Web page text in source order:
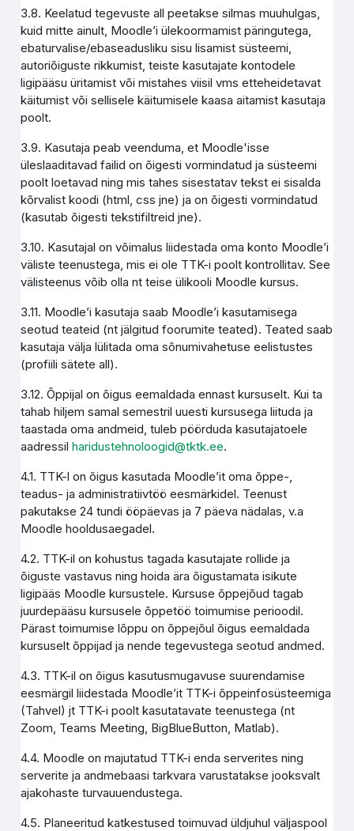
3.8. Keelatud tegevuste all peetakse silmas muuhulgas,
kuid mitte ainult, Moodle’i ülekoormamist päringutega,
ebaturvalise/ebaseadusliku sisu lisamist süsteemi,
autoriõiguste rikkumist, teiste kasutajate kontodele
ligipääsu üritamist või mistahes viisil vms etteheidetavat
käitumist või sellisele käitumisele kaasa aitamist kasutaja
poolt.
3.9. Kasutaja peab veenduma, et Moodle'isse
üleslaaditavad failid on õigesti vormindatud ja süsteemi
poolt loetavad ning mis tahes sisestatav tekst ei sisalda
kõrvalist koodi (html, css jne) ja on õigesti vormindatud
(kasutab õigesti tekstifiltreid jne).
3.10. Kasutajal on võimalus liidestada oma konto Moodle’i
väliste teenustega, mis ei ole TTK-i poolt kontrollitav. See
välisteenus võib olla nt teise ülikooli Moodle kursus.
3.11. Moodle’i kasutaja saab Moodle’i kasutamisega
seotud teateid (nt jälgitud foorumite teated). Teated saab
kasutaja välja lülitada oma sõnumivahetuse eelistustes
(profiili sätete all).
3.12. Õppijal on õigus eemaldada ennast kursuselt. Kui ta
tahab hiljem samal semestril uuesti kursusega liituda ja
taastada oma andmeid, tuleb pöörduda kasutajatoele
aadressilharidustehnoloogid@tktk.ee.
4.1. TTK-l on õigus kasutada Moodle’it oma õppe-,
teadus- ja administratiivtöö eesmärkidel. Teenust
pakutakse 24 tundi ööpäevas ja 7 päeva nädalas, v.a
Moodle hooldusaegadel.
4.2. TTK-il on kohustus tagada kasutajate rollide ja
õiguste vastavus ning hoida ära õigustamata isikute
ligipääs Moodle kursustele. Kursuse õppejõud tagab
juurdepääsu kursusele õppetöö toimumise perioodil.
Pärast toimumise lõppu on õppejõul õigus eemaldada
kursuselt õppijad ja nende tegevustega seotud andmed.
4.3. TTK-il on õigus kasutusmugavuse suurendamise
eesmärgil liidestada Moodle’it TTK-i õppeinfosüsteemiga
(Tahvel) jt TTK-i poolt kasutatavate teenustega (nt
Zoom, Teams Meeting, BigBlueButton, Matlab).
4.4. Moodle on majutatud TTK-i enda serverites ning
serverite ja andmebaasi tarkvara varustatakse jooksvalt
ajakohaste turvauuendustega.
4.5. Planeeritud katkestused toimuvad üldjuhul väljaspool